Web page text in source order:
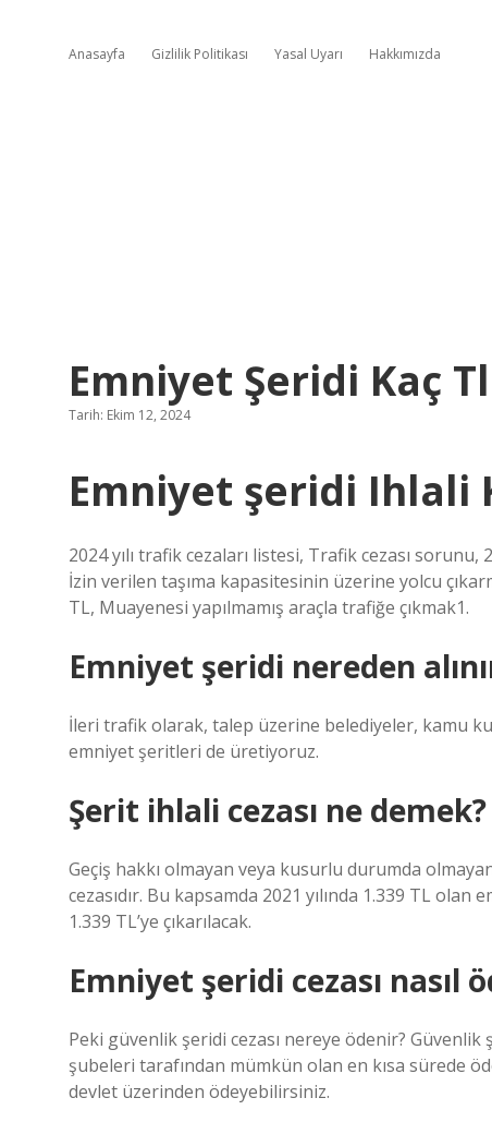
Anasayfa Gizlilik Politikası Yasal Uyarı Hakkımızda
Emniyet Şeridi Kaç Tl
Tarih: Ekim 12, 2024
Emniyet şeridi Ihlali
2024 yılı trafik cezaları listesi, Trafik cezası sorunu,
İzin verilen taşıma kapasitesinin üzerine yolcu
TL, Muayenesi yapılmamış araçla trafiğe çıkmak1.
Emniyet şeridi nereden
İleri trafik olarak, talep üzerine belediyeler, kamu
emniyet şeritleri de üretiyoruz.
Şerit ihlali cezası ne demek?
Geçiş hakkı olmayan veya kusurlu durumda
cezasıdır. Bu kapsamda 2021 yılında 1.339 TL olan
1.339 TL’ye çıkarılacak.
Emniyet şeridi cezası nasıl
Peki güvenlik şeridi cezası nereye ödenir?
şubeleri tarafından mümkün olan en kısa sürede
devlet üzerinden ödeyebilirsiniz.